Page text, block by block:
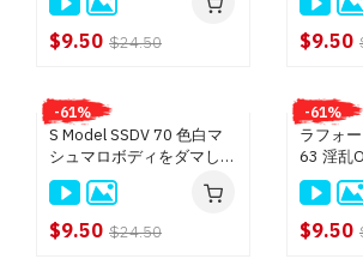
ピンクパンチャー (DVD) $9.50
MIKADO (DVD) $9.50
クライマックスジパング (DVD) $14.50
ピンク シャンパン $13.50
トラトラトラ (DVD) $13.50
Queen 8 (DVD) $9.50
$9.50 $24.50 $9.50
-61%
S Model SSDV 70 色白マ
シュマロボディをダマして
ヤッた！ : 神谷ゆうみ
$9.50 $24.50
-61%
ラフォ
63 淫乱
うみ
$9.50